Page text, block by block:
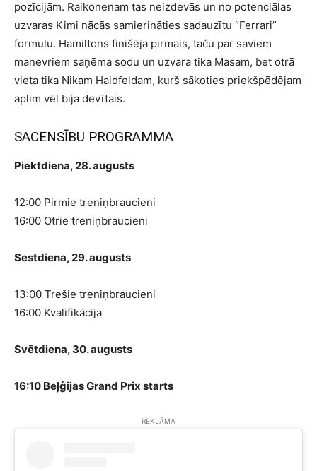
pozīcijām. Raikonenam tas neizdevās un no potenciālas
uzvaras Kimi nācās samierināties sadauzītu “Ferrari”
formulu. Hamiltons finišēja pirmais, taču par saviem
manevriem saņēma sodu un uzvara tika Masam, bet otrā
vieta tika Nikam Haidfeldam, kurš sākoties priekšpēdējam
aplim vēl bija devītais.
SACENSĪBU PROGRAMMA
Piektdiena, 28. augusts
12:00 Pirmie treniņbraucieni
16:00 Otrie treniņbraucieni
Sestdiena, 29. augusts
13:00 Trešie treniņbraucieni
16:00 Kvalifikācija
Svētdiena, 30. augusts
16:10 BeļģijasGrand Prix starts
REKLĀMA